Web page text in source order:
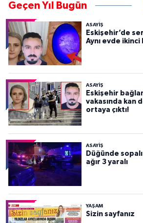
Geçen Yıl Bugün
ASAYİŞ
Eskişehir’de
Aynı evde ikinci
ASAYİŞ
Eskişehir
vakasında kan
ortaya çıktı!
ASAYİŞ
Düğünde sopalı
ağır 3 yaralı
YAŞAM
Sizin sayfanız